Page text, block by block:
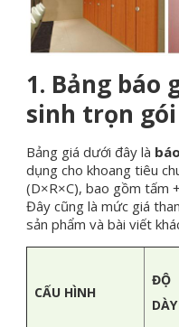
1. Bảng báo
sinh trọn gói
Bảng giá dưới đây là
dụng cho khoang tiêu
(D×R×C), bao gồm tấm
Đây cũng là mức giá
sản phẩm và bài viết
CẤU HÌNH
ĐỘ
DÀY